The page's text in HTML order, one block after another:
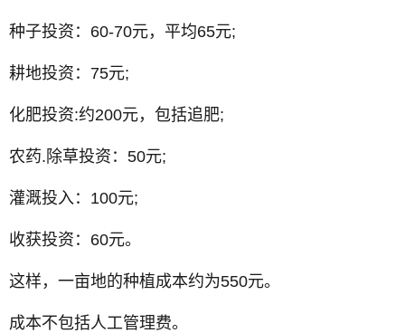
种子投资：60-70元，平均65元;
耕地投资：75元;
化肥投资:约200元，包括追肥;
农药.除草投资：50元;
灌溉投入：100元;
收获投资：60元。
这样，一亩地的种植成本约为550元。
成本不包括人工管理费。